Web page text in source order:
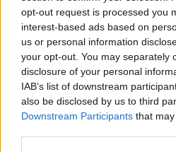
opt-out request is processed you
interest-based ads based on
us or personal information
your opt-out. You may separately
disclosure of your personal
IAB’s list of downstream
also be disclosed by us to third
Downstream Participants that
egy Balatonnyi – víz
képest, a tényleges hiány
háromszorosa is lehet. A
évtizede tartó csökkenése
Homokhátságon már
mezőgazdasági